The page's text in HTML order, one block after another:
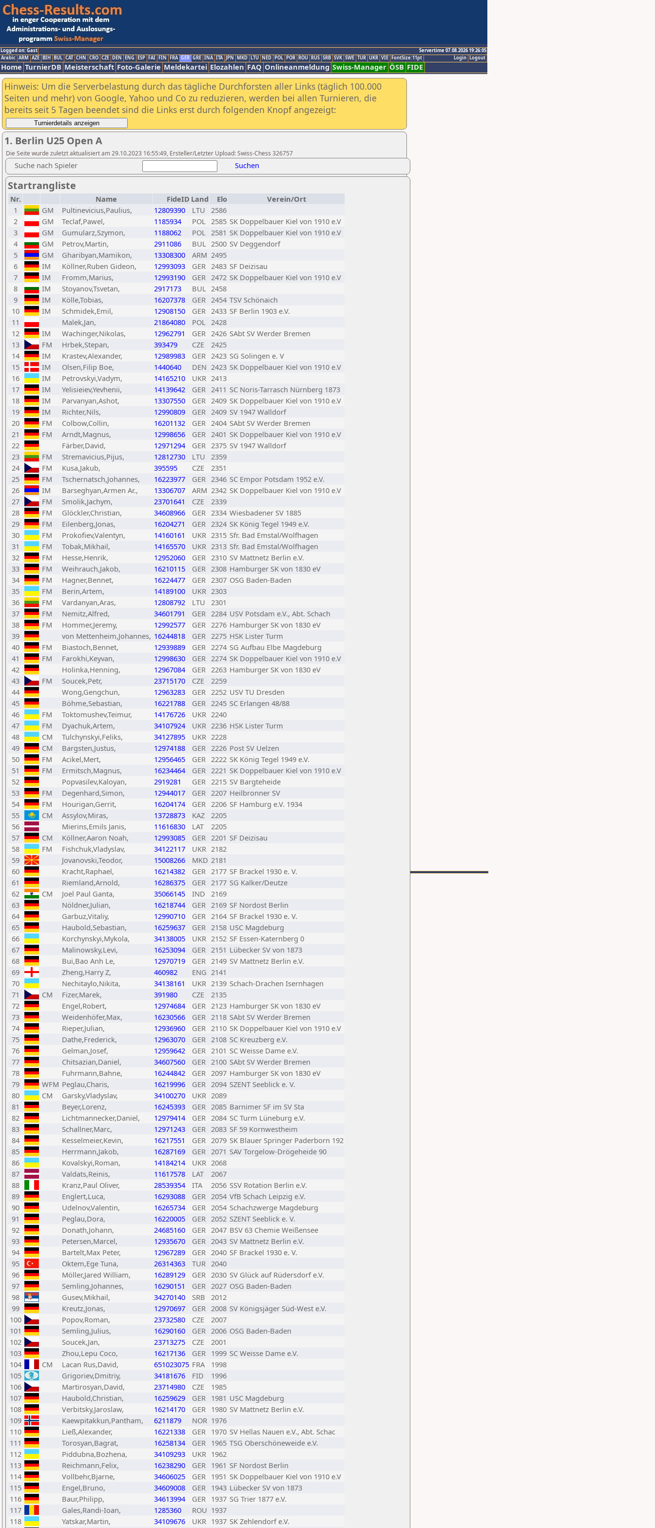
Logged on: Gast
Servertime 07.08.2026 19:26:05
Logout
Login
Arabic ARM AZE BIH BUL CAT CHN CRO CZE DEN ENG ESP FAI FIN FRA GER GRE INA ITA JPN MKD LTU NED POL POR ROU RUS SRB SVK SWE TUR UKR VIE FontSize:11pt
Home TurnierDB Meisterschaft Foto-Galerie Meldekartei Elozahlen FAQ Onlineanmeldung Swiss-Manager ÖSB FIDE
Hinweis: Um die Serverbelastung durch das tägliche Durchforsten aller Links (täglich 100.000
Seiten und mehr) von Google, Yahoo und Co zu reduzieren, werden bei allen Turnieren, die
bereits seit 5 Tagen beendet sind die Links erst durch folgenden Knopf angezeigt:
1. Berlin U25 Open A
Die Seite wurde zuletzt aktualisiert am 29.10.2023 16:55:49, Ersteller/Letzter Upload: Swiss-Chess 326757
Suche nach Spieler Suchen
Startrangliste
Nr. Name FideID Land Elo
Verein/Ort
1
GM Pultinevicius,Paulius, 12809390 LTU
2586
2
GM Teclaf,Pawel, 1185934 POL 2585 SK Doppelbauer Kiel von 1910 e.V
3
GM Gumularz,Szymon, 1188062 POL 2581 SK Doppelbauer Kiel von 1910 e.V
4
GM Petrov,Martin, 2911086 BUL 2500 SV Deggendorf
5
GM Gharibyan,Mamikon, 13308300 ARM 2495
6
IM Köllner,Ruben Gideon, 12993093 GER 2483 SF Deizisau
7
IM Fromm,Marius, 12993190 GER 2472 SK Doppelbauer Kiel von 1910 e.V
8
IM Stoyanov,Tsvetan, 2917173 BUL 2458
9
IM Kölle,Tobias, 16207378 GER 2454 TSV Schönaich
10
IM Schmidek,Emil, 12908150 GER 2433 SF Berlin 1903 e.V.
11
Malek,Jan, 21864080 POL 2428
12
IM Wachinger,Nikolas, 12962791 GER 2426 SAbt SV Werder Bremen
13
FM Hrbek,Stepan, 393479 CZE
2425
14
IM Krastev,Alexander, 12989983 GER 2423 SG Solingen e. V
15
IM Olsen,Filip Boe, 1440640 DEN 2423 SK Doppelbauer Kiel von 1910 e.V
16
IM Petrovskyi,Vadym, 14165210 UKR 2413
17
IM Yelisieiev,Yevhenii, 14139642 GER 2411 SC Noris-Tarrasch Nürnberg 1873
18
IM Parvanyan,Ashot, 13307550 GER 2409 SK Doppelbauer Kiel von 1910 e.V
19
IM Richter,Nils, 12990809 GER 2409 SV 1947 Walldorf
20
FM Colbow,Collin, 16201132 GER 2404 SAbt SV Werder Bremen
21
FM Arndt,Magnus, 12998656 GER 2401 SK Doppelbauer Kiel von 1910 e.V
22
Färber,David, 12971294 GER 2375 SV 1947 Walldorf
23
FM Stremavicius,Pijus, 12812730 LTU
2359
24
FM Kusa,Jakub, 395595 CZE
2351
25
FM Tschernatsch,Johannes, 16223977 GER 2346 SC Empor Potsdam 1952 e.V.
26
IM Barseghyan,Armen Ar., 13306707 ARM 2342 SK Doppelbauer Kiel von 1910 e.V
27
FM Smolik,Jachym, 23701641 CZE
2339
28
FM Glöckler,Christian, 34608966 GER 2334 Wiesbadener SV 1885
29
FM Eilenberg,Jonas, 16204271 GER 2324 SK König Tegel 1949 e.V.
30
FM Prokofiev,Valentyn, 14160161 UKR 2315 Sfr. Bad Emstal/Wolfhagen
31
FM Tobak,Mikhail, 14165570 UKR 2313 Sfr. Bad Emstal/Wolfhagen
32
FM Hesse,Henrik, 12952060 GER 2310 SV Mattnetz Berlin e.V.
33
FM Weihrauch,Jakob, 16210115 GER 2308 Hamburger SK von 1830 eV
34
FM Hagner,Bennet, 16224477 GER 2307 OSG Baden-Baden
35
FM Berin,Artem, 14189100 UKR 2303
36
FM Vardanyan,Aras, 12808792 LTU
2301
37
FM Nemitz,Alfred, 34601791 GER 2284 USV Potsdam e.V., Abt. Schach
38
FM Hommer,Jeremy, 12992577 GER 2276 Hamburger SK von 1830 eV
39
von Mettenheim,Johannes, 16244818 GER 2275 HSK Lister Turm
40
FM Biastoch,Bennet, 12939889 GER 2274 SG Aufbau Elbe Magdeburg
41
FM Farokhi,Keyvan, 12998630 GER 2274 SK Doppelbauer Kiel von 1910 e.V
42
Holinka,Henning, 12967084 GER 2263 Hamburger SK von 1830 eV
43
FM Soucek,Petr, 23715170 CZE
2259
44
Wong,Gengchun, 12963283 GER 2252 USV TU Dresden
45
Böhme,Sebastian, 16221788 GER 2245 SC Erlangen 48/88
46
FM Toktomushev,Teimur, 14176726 UKR 2240
47
FM Dyachuk,Artem, 34107924 UKR 2236 HSK Lister Turm
48
CM Tulchynskyi,Feliks, 34127895 UKR 2228
49
CM Bargsten,Justus, 12974188 GER 2226 Post SV Uelzen
50
FM Acikel,Mert, 12956465 GER 2222 SK König Tegel 1949 e.V.
51
FM Ermitsch,Magnus, 16234464 GER 2221 SK Doppelbauer Kiel von 1910 e.V
52
Popvasilev,Kaloyan, 2919281 GER 2215 SV Bargteheide
53
FM Degenhard,Simon, 12944017 GER 2207 Heilbronner SV
54
FM Hourigan,Gerrit, 16204174 GER 2206 SF Hamburg e.V. 1934
55
CM Assylov,Miras, 13728873 KAZ
2205
56
Mierins,Emils Janis, 11616830 LAT
2205
57
CM Köllner,Aaron Noah, 12993085 GER 2201 SF Deizisau
58
FM Fishchuk,Vladyslav, 34122117 UKR 2182
59
Jovanovski,Teodor, 15008266 MKD 2181
60
Kracht,Raphael, 16214382 GER 2177 SF Brackel 1930 e. V.
61
Riemland,Arnold, 16286375 GER 2177 SG Kalker/Deutze
62
CM Joel Paul Ganta, 35066145 IND
2169
63
Nöldner,Julian, 16218744 GER 2169 SF Nordost Berlin
64
Garbuz,Vitaliy, 12990710 GER 2164 SF Brackel 1930 e. V.
65
Haubold,Sebastian, 16259637 GER 2158 USC Magdeburg
66
Korchynskyi,Mykola, 34138005 UKR 2152 SF Essen-Katernberg 0
67
Malinowsky,Levi, 16253094 GER 2151 Lübecker SV von 1873
68
Bui,Bao Anh Le, 12970719 GER 2149 SV Mattnetz Berlin e.V.
69
Zheng,Harry Z, 460982 ENG 2141
70
Nechitaylo,Nikita, 34138161 UKR 2139 Schach-Drachen Isernhagen
71
CM Fizer,Marek, 391980 CZE
2135
72
Engel,Robert, 12974684 GER 2123 Hamburger SK von 1830 eV
73
Weidenhöfer,Max, 16230566 GER 2118 SAbt SV Werder Bremen
74
Rieper,Julian, 12936960 GER 2110 SK Doppelbauer Kiel von 1910 e.V
75
Dathe,Frederick, 12963070 GER 2108 SC Kreuzberg e.V.
76
Gelman,Josef, 12959642 GER 2101 SC Weisse Dame e.V.
77
Chitsazian,Daniel, 34607560 GER 2100 SAbt SV Werder Bremen
78
Fuhrmann,Bahne, 16244842 GER 2097 Hamburger SK von 1830 eV
79
WFM Peglau,Charis, 16219996 GER 2094 SZENT Seeblick e. V.
80
CM Garsky,Vladyslav, 34100270 UKR 2089
81
Beyer,Lorenz, 16245393 GER 2085 Barnimer SF im SV Sta
82
Lichtmannecker,Daniel, 12979414 GER 2084 SC Turm Lüneburg e.V.
83
Schallner,Marc, 12971243 GER 2083 SF 59 Kornwestheim
84
Kesselmeier,Kevin, 16217551 GER 2079 SK Blauer Springer Paderborn 192
85
Herrmann,Jakob, 16287169 GER 2071 SAV Torgelow-Drögeheide 90
86
Kovalskyi,Roman, 14184214 UKR 2068
87
Valdats,Reinis, 11617578 LAT
2067
88
Kranz,Paul Oliver, 28539354 ITA 2056 SSV Rotation Berlin e.V.
89
Englert,Luca, 16293088 GER 2054 VfB Schach Leipzig e.V.
90
Udelnov,Valentin, 16265734 GER 2054 Schachzwerge Magdeburg
91
Peglau,Dora, 16220005 GER 2052 SZENT Seeblick e. V.
92
Donath,Johann, 24685160 GER 2047 BSV 63 Chemie Weißensee
93
Petersen,Marcel, 12935670 GER 2043 SV Mattnetz Berlin e.V.
94
Bartelt,Max Peter, 12967289 GER 2040 SF Brackel 1930 e. V.
95
Oktem,Ege Tuna, 26314363 TUR 2040
96
Möller,Jared William, 16289129 GER 2030 SV Glück auf Rüdersdorf e.V.
97
Semling,Johannes, 16290151 GER 2027 OSG Baden-Baden
98
Gusev,Mikhail, 34270140 SRB
2012
99
Kreutz,Jonas, 12970697 GER 2008 SV Königsjäger Süd-West e.V.
100
Popov,Roman, 23732580 CZE
2007
101
Semling,Julius, 16290160 GER 2006 OSG Baden-Baden
102
Soucek,Jan, 23713275 CZE
2001
103
Zhou,Lepu Coco, 16217136 GER 1999 SC Weisse Dame e.V.
104
CM Lacan Rus,David, 651023075 FRA
1998
105
Grigoriev,Dmitriy, 34181676 FID
1996
106
Martirosyan,David, 23714980 CZE
1985
107
Haubold,Christian, 16259629 GER 1981 USC Magdeburg
108
Verbitsky,Jaroslaw, 16214170 GER 1980 SV Mattnetz Berlin e.V.
109
Kaewpitakkun,Pantham, 6211879 NOR 1976
110
Ließ,Alexander, 16221338 GER 1970 SV Hellas Nauen e.V., Abt. Schac
111
Torosyan,Bagrat, 16258134 GER 1965 TSG Oberschöneweide e.V.
112
Piddubna,Bozhena, 34109293 UKR 1962
113
Reichmann,Felix, 16238290 GER 1961 SF Nordost Berlin
114
Vollbehr,Bjarne, 34606025 GER 1951 SK Doppelbauer Kiel von 1910 e.V
115
Engel,Bruno, 34609008 GER 1943 Lübecker SV von 1873
116
Baur,Philipp, 34613994 GER 1937 SG Trier 1877 e.V.
117
Gales,Randi-Ioan, 1285360 ROU 1937
118
Yatskar,Martin, 34109676 UKR 1937 SK Zehlendorf e.V.